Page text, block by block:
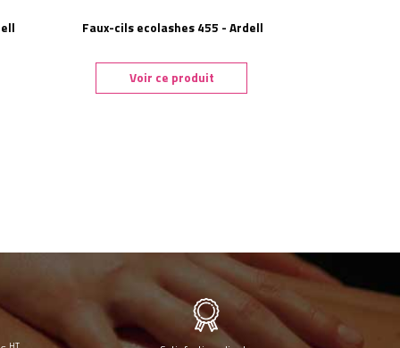
Faux-cils ecolashes 455 - Ardell
Voir ce produit